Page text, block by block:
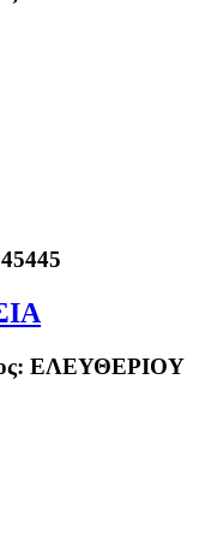
ΕΛΕΥΘΕΡΙΟΥ